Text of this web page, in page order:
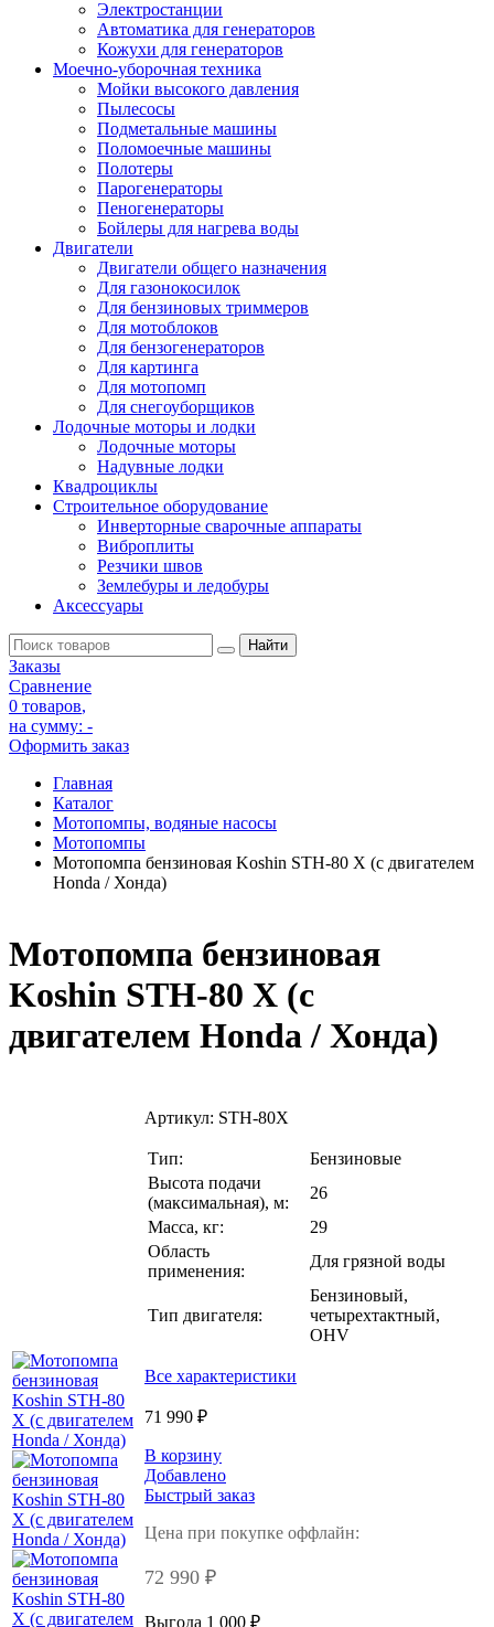
Электростанции
Автоматика для генераторов
Кожухи для генераторов
Моечно-уборочная техника
Мойки высокого давления
Пылесосы
Подметальные машины
Поломоечные машины
Полотеры
Парогенераторы
Пеногенераторы
Бойлеры для нагрева воды
Двигатели
Двигатели общего назначения
Для газонокосилок
Для бензиновых триммеров
Для мотоблоков
Для бензогенераторов
Для картинга
Для мотопомп
Для снегоуборщиков
Лодочные моторы и лодки
Лодочные моторы
Надувные лодки
Квадроциклы
Строительное оборудование
Инверторные сварочные аппараты
Виброплиты
Резчики швов
Землебуры и ледобуры
Аксессуары
Заказы
Сравнение
0 товаров,
на сумму: -
Оформить заказ
Главная
Каталог
Мотопомпы, водяные насосы
Мотопомпы
Мотопомпа бензиновая Koshin STH-80 X (с двигателем
Honda / Хонда)
Мотопомпа бензиновая
Koshin STH-80 X (с
двигателем Honda / Хонда)
Артикул: STH-80X
Тип:
Бензиновые
Высота подачи
(максимальная), м:
26
Масса, кг:
29
Область
применения:
Для грязной воды
Тип двигателя:
Бензиновый,
четырехтактный,
OHV
Все характеристики
71 990 ₽
В корзину
Добавлено
Быстрый заказ
Цена при покупке оффлайн:
72 990 ₽
Выгода 1 000 ₽